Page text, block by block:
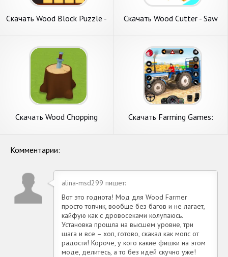
Скачать Wood Block Puzzle -
на Андроид
Скачать Wood Cutter - Saw
Скачать Wood Chopping
Скачать Farming Games:
Комментарии:
alina-msd299 пишет:
Вот это годнота! Мод для Wood Farmer
просто топчик, вообще без багов и не лагает,
кайфую как с дровосеками колупаюсь.
Установка прошла на высшем уровне, три
шага и все – хоп, готово, скакал как мопс от
радости! Короче, у кого какие фишки на этом
моде, делитесь, а то без идей скучно уже!